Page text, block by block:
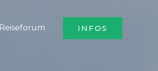
Reiseforum INFOS